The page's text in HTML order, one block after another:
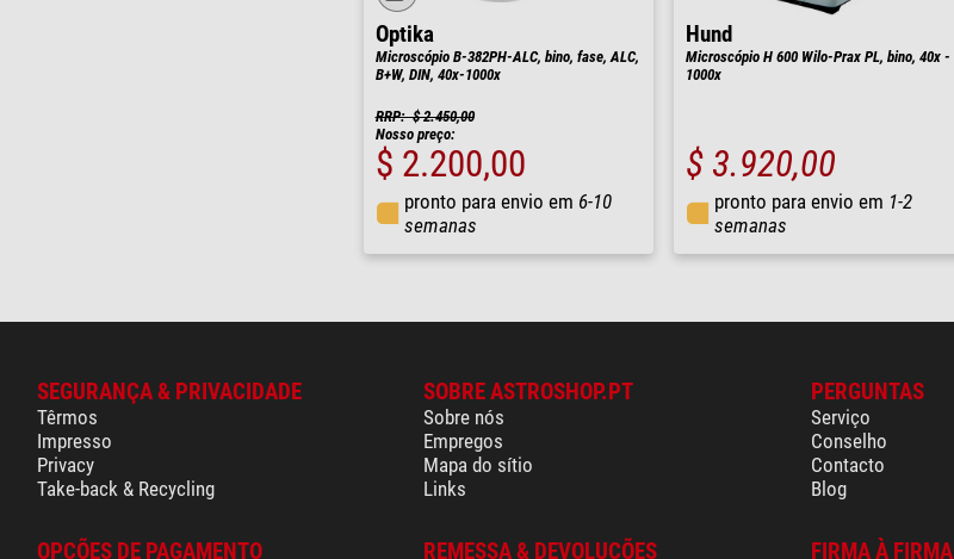
Optika
Microscópio B-382PH-ALC, bino, fase, ALC,
B+W, DIN, 40x-1000x
RRP: $ 2.450,00
Nosso preço:
$ 2.200,00
pronto para envio em 6-10
semanas
Hund
Microscópio H 600 Wilo-Prax PL, bino, 40x -
1000x
$ 3.920,00
pronto para envio em 1-2
semanas
SEGURANÇA & PRIVACIDADE
Têrmos
Impresso
Privacy
Take-back & Recycling
SOBRE ASTROSHOP.PT
Sobre nós
Empregos
Mapa do sítio
Links
PERGUNTAS
Serviço
Conselho
Contacto
Blog
OPÇÕES DE PAGAMENTO REMESSA & DEVOLUÇÕES FIRMA À FIRMA